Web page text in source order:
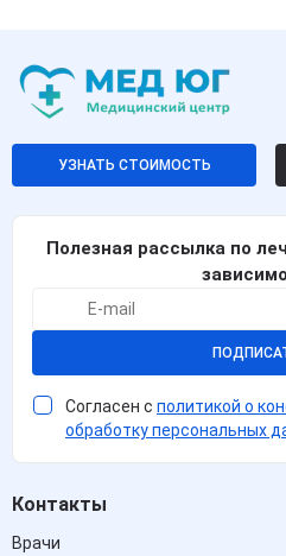
УЗНАТЬ СТОИМОСТЬ
Полезная рассылка по
Согласен с политикой о
обработку персональных
Контакты
Врачи